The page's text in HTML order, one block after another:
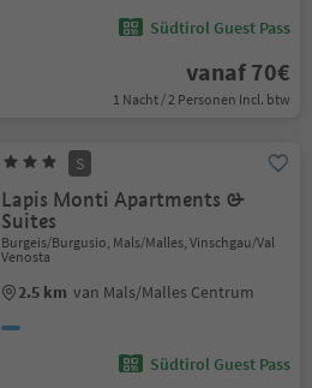
Südtirol Guest Pass
vanaf 70€
1 Nacht / 2 Personen Incl. btw
S
Lapis Monti Apartments &
Suites
Burgeis/Burgusio, Mals/Malles, Vinschgau/Val
Venosta
2.5 km van Mals/Malles Centrum
Südtirol Guest Pass